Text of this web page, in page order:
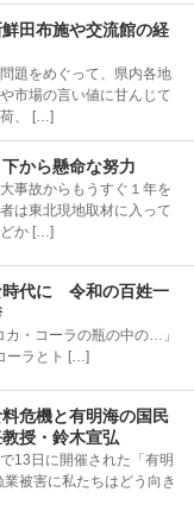
田布施や交流館の経
題をめぐって、県内各地
市場の言い値に甘んじて
荷、 […]
から懸命な努力
事故からもうすぐ１年を
は東北現地取材に入って
どか […]
代に 令和の百姓一
・コーラの瓶の中の…」
ーラとト […]
危機と有明海の国民
授・鈴木宣弘
13日に開催された「有明
被害に私たちはどう向き